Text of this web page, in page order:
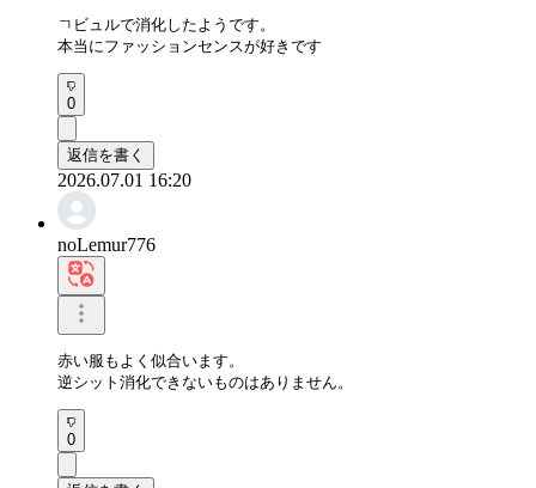
ㄱビュルで消化したようです。
本当にファッションセンスが好きです
0
返信を書く
2026.07.01 16:20
noLemur776
赤い服もよく似合います。
逆シット消化できないものはありません。
0